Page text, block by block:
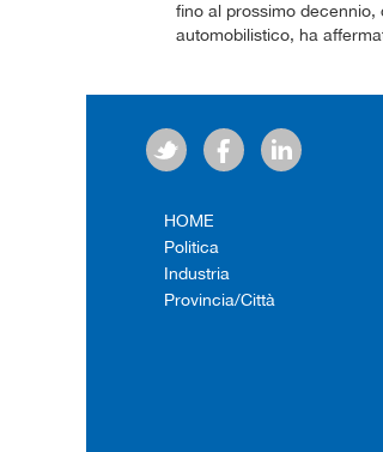
fino al prossimo
automobilistico, ha
HOME
Politica
Industria
Provincia/Città